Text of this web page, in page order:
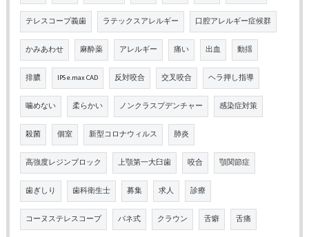
テレスコープ義歯 ラテックスアレルギー 口腔アレルギー症候群
かみあわせ 麻酔薬 アレルギー 痛い 出血 動揺
排膿 IPS e.max CAD 反対咬合 交叉咬合 ヘラ押し指導
噛めない 柔らかい ノンクラスプデンチャー 感染症対策
殺菌 個室 新型コロナウィルス 肺炎
高強度レジンブロック 上顎第一大臼歯 咬合 顎関節症
歯ぎしり 歯科衛生士 募集 求人 診療
コーヌステレスコープ バネ式 クラウン 舌癖 舌痛